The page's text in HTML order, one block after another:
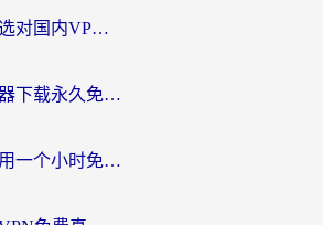
海外党必看：如何选对国内VPN，实现无缝访问国内资源？
海外党必看：加速器下载永久免费版真的存在吗？教你无缝访问国内资源的正确姿势
海外党自救指南：用一个小时免费加速器，轻松打破国内资源访问壁垒？